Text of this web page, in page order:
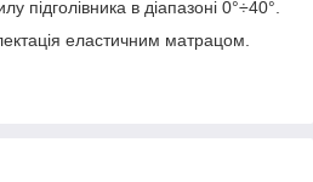
підголівника в діапазоні 0°÷40°.
еластичним матрацом.